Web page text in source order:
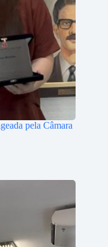
pela Câmara